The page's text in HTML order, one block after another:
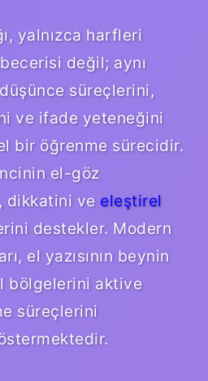
yalnızca harfleri
değil; aynı
süreçlerini,
ve ifade yeteneğini
bir öğrenme sürecidir.
el-göz
dikkatini ve eleştirel
destekler. Modern
el yazısının beynin
bölgelerini aktive
süreçlerini